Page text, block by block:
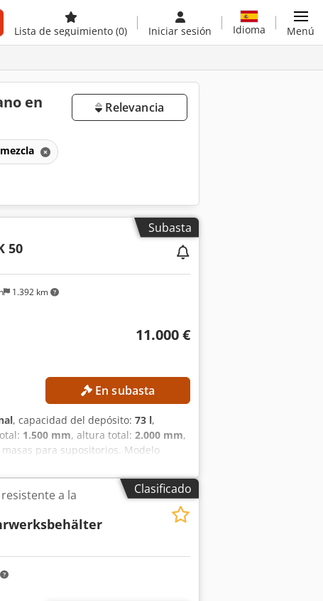
Lista de seguimiento (0) Iniciar sesión Idioma Menú
en
Relevancia
Subasta
1.392 km
50
11.000 €
En subasta
, capacidad del depósito: 73 l,
1.500 mm, altura total: 2.000 mm,
para supositorios. Modelo
útil: 50 L Volumen total: 73 L Volumen
Potencia: 4 kW Velocidad: máx. 2.850
Esrf Velocidad: máx. 28 rpm
Clasificado
a la